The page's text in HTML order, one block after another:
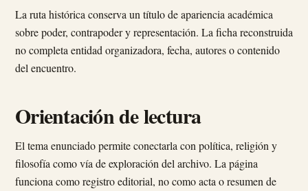
La ruta histórica conserva un título de apariencia académica
sobre poder, contrapoder y representación. La ficha reconstruida
no completa entidad organizadora, fecha, autores o contenido
del encuentro.
Orientación de lectura
El tema enunciado permite conectarla con política, religión y
filosofía como vía de exploración del archivo. La página
funciona como registro editorial, no como acta o resumen de